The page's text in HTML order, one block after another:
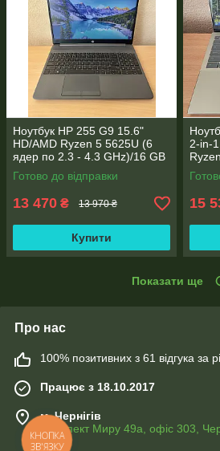
Ноутбук HP 255 G9 15.6"
HD/AMD Ryzen 5 5625U (6
ядер по 2.3 - 4.3 GHz)/16 GB
DDR4/256GB SSD M.2/AMD
Radeon Vega 7/Web
Готово до відправки
13 470 ₴ 13 970 ₴
Купити
2-in-
15
Показати ще
Про нас
100% позитивних з 61 відгука за
Працює з 18.10.2017
м. Чернігів
Проспект Миру 49а, офіс 303,
КНОПКА
ЗВ'ЯЗКУ